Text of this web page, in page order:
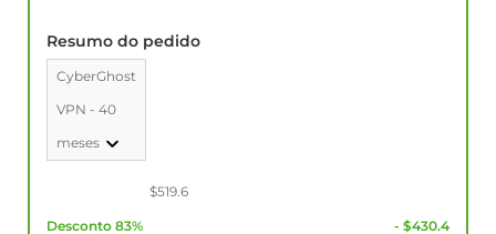
Resumo do pedido
CyberGhost
VPN - 40
meses
$519.6
Desconto 83% - $430.4